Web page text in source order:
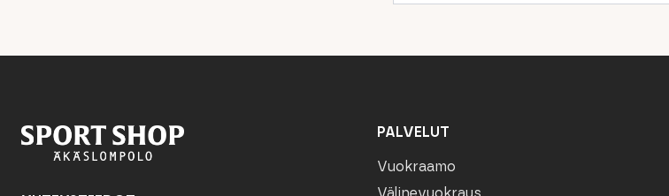
PALVELUT
Vuokraamo
Välinevuokraus